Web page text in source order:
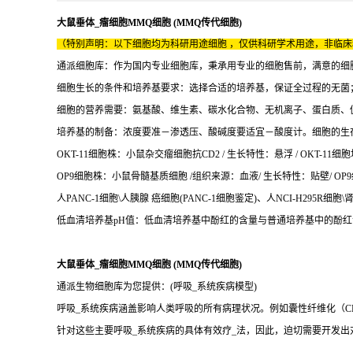
大鼠垂体_瘤细胞MMQ细胞 (MMQ传代细胞)
（特别声明：以下细胞均为科研用途细胞 ，仅供科研学术用途，非临
通派细胞库：作为国内专业细胞库，秉承用专业的细胞售前，满意的
细胞生长的条件和培养基要求：选择合适的培养基，保证全过程的无菌
细胞的营养需要：氨基酸、维生素、碳水化合物、无机离子、蛋白质
培养基的制备：浓度要准－渗透压、酸碱度要适宜－酸度计。细胞的
OKT-11细胞株：小鼠杂交瘤细胞抗CD2 / 生长特性：悬浮 / OKT-11细
OP9细胞株：小鼠骨髓基质细胞 /组织来源：血液/ 生长特性：贴壁/
人PANC-1细胞\人胰腺 癌细胞(PANC-1细胞鉴定)、人NCI-H295R细胞\
低血清培养基pH值：低血清培养基中酚红的含量与普通培养基中的酚
大鼠垂体_瘤细胞MMQ细胞 (MMQ传代细胞)
通派生物细胞库为您提供：(呼吸_系统疾病模型)
呼吸_系统疾病涵盖影响人类呼吸的所有病理状况。例如囊性纤维化（
针对这些主要呼吸_系统疾病的具体有效疗_法，因此，迫切需要开发